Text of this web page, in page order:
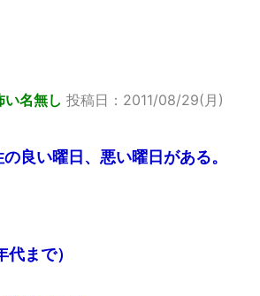
い名無し 投稿日：2011/08/29(月)
良い曜日、悪い曜日がある。
まで）